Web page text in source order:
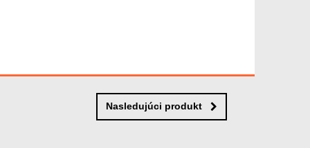
Nasledujúci produkt